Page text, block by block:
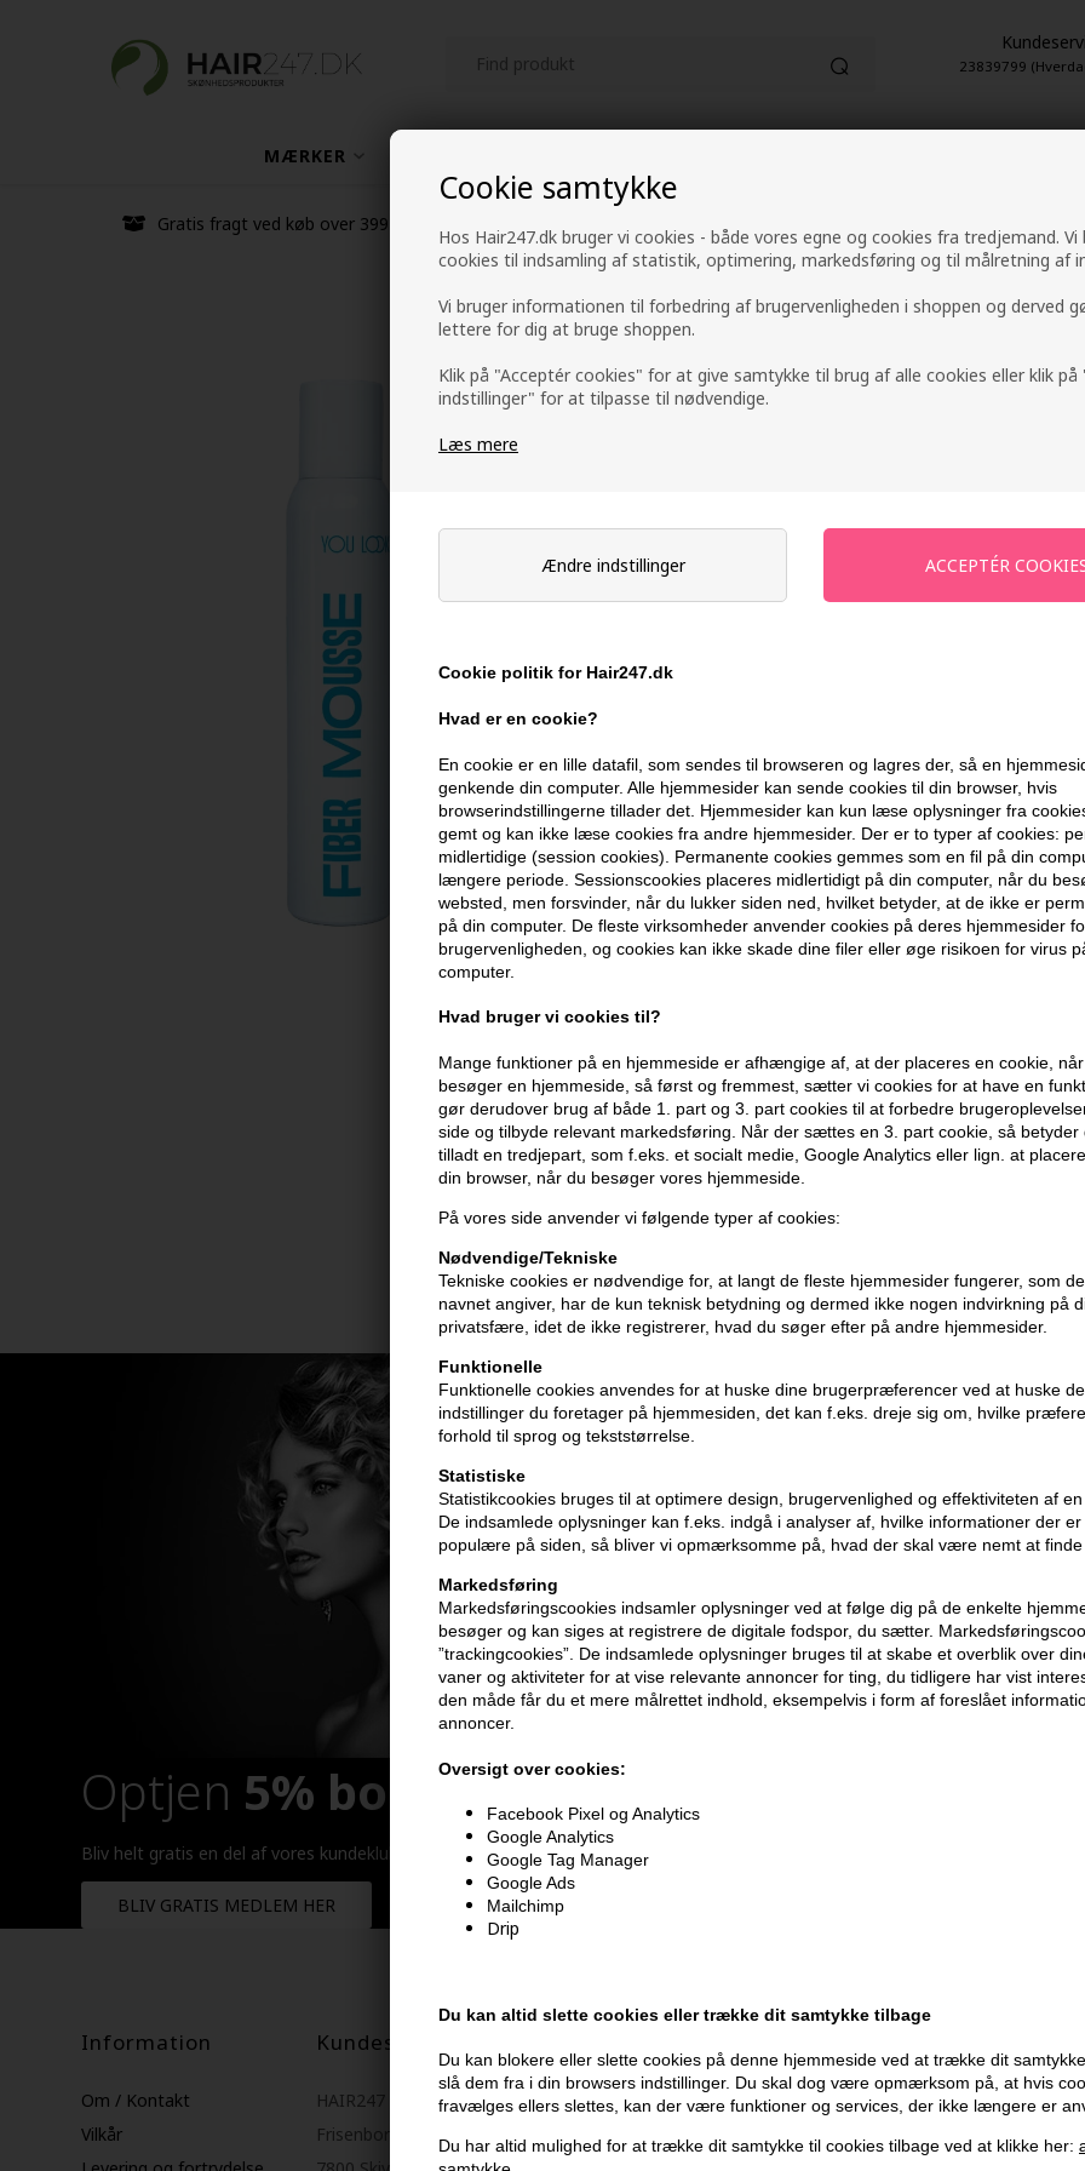
Cookie samtykke
Hos Hair247.dk bruger vi cookies - både vores egne og cookies fra tredjemand. Vi
cookies til indsamling af statistik, optimering, markedsføring og til målretning af
Vi bruger informationen til forbedring af brugervenligheden i shoppen og derved
lettere for dig at bruge shoppen.
Klik på "Acceptér cookies" for at give samtykke til brug af alle cookies eller klik
indstillinger" for at tilpasse til nødvendige.
Læs mere
Ændre indstillinger
Cookie politik for Hair247.dk
Hvad er en cookie?
En cookie er en lille datafil, som sendes til browseren og lagres der, så en
genkende din computer. Alle hjemmesider kan sende cookies til din browser, hvis
browserindstillingerne tillader det. Hjemmesider kan kun læse oplysninger fra
gemt og kan ikke læse cookies fra andre hjemmesider. Der er to typer af cookies:
midlertidige (session cookies). Permanente cookies gemmes som en fil på din
længere periode. Sessionscookies placeres midlertidigt på din computer, når du
websted, men forsvinder, når du lukker siden ned, hvilket betyder, at de ikke er
på din computer. De fleste virksomheder anvender cookies på deres hjemmesider
brugervenligheden, og cookies kan ikke skade dine filer eller øge risikoen for virus
computer.
Hvad bruger vi cookies til?
Mange funktioner på en hjemmeside er afhængige af, at der placeres en cookie,
besøger en hjemmeside, så først og fremmest, sætter vi cookies for at have en
gør derudover brug af både 1. part og 3. part cookies til at forbedre
side og tilbyde relevant markedsføring. Når der sættes en 3. part cookie, så betyder
tilladt en tredjepart, som f.eks. et socialt medie, Google Analytics eller lign. at
din browser, når du besøger vores hjemmeside.
På vores side anvender vi følgende typer af cookies:
Nødvendige/Tekniske
Tekniske cookies er nødvendige for, at langt de fleste hjemmesider fungerer, som
navnet angiver, har de kun teknisk betydning og dermed ikke nogen indvirkning på
privatsfære, idet de ikke registrerer, hvad du søger efter på andre hjemmesider.
Funktionelle
Funktionelle cookies anvendes for at huske dine brugerpræferencer ved at huske
indstillinger du foretager på hjemmesiden, det kan f.eks. dreje sig om, hvilke
forhold til sprog og tekststørrelse.
Statistiske
Statistikcookies bruges til at optimere design, brugervenlighed og effektiviteten af en
De indsamlede oplysninger kan f.eks. indgå i analyser af, hvilke informationer der
populære på siden, så bliver vi opmærksomme på, hvad der skal være nemt at finde
Markedsføring
Markedsføringscookies indsamler oplysninger ved at følge dig på de enkelte
besøger og kan siges at registrere de digitale fodspor, du sætter.
”trackingcookies”. De indsamlede oplysninger bruges til at skabe et overblik over
vaner og aktiviteter for at vise relevante annoncer for ting, du tidligere har vist
den måde får du et mere målrettet indhold, eksempelvis i form af foreslået
annoncer.
Oversigt over cookies:
Facebook Pixel og Analytics
Google Analytics
Google Tag Manager
Google Ads
Mailchimp
Drip
Du kan altid slette cookies eller trække dit samtykke tilbage
Du kan blokere eller slette cookies på denne hjemmeside ved at trække dit
slå dem fra i din browsers indstillinger. Du skal dog være opmærksom på, at hvis
fravælges ellers slettes, kan der være funktioner og services, der ikke længere er
Du har altid mulighed for at trække dit samtykke til cookies tilbage ved at klikke her:
23839799
MÆRKER
Gratis fragt ved køb over 399 kr
You Look Good
Ikke på lager - Leveringstid Ukendt
You Look Good Fiber Mousse
Egenskaber
- Fibre skaber følelsen af ​​tykkere hår
- Farvebeskyttelse og UV-beskyttelse
- Jasminum Officinale (Jasmin)
egenskaber. Efterlader håret med en
Anvendelse
- Ryst produktet grundigt
- Gnid en lille mængde mellem
til hårspidsen
- Føn håret eller lad det lufttørre, alt
Indhold: 2 x 200ml
Optjen 5% bonuskroner på hele din ordre
Bliv helt gratis en del af vores kundeklub og optjen rabatter når du handler
BLIV GRATIS MEDLEM HER
Information
Om / Kontakt
Vilkår
Kundeservice
HAIR247
Frisenborgvej 6A
Tilmeld dig nyhedsbrev - du kan altid afmelde det igen.
Navn